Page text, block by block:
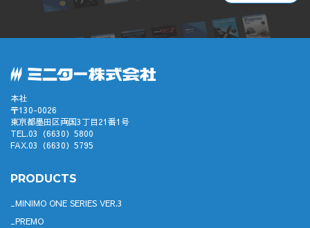
本社
〒130-0026
東京都墨田区両国3丁目21番1号
TEL.03（6630）5800
FAX.03（6630）5795
PRODUCTS
MINIMO ONE SERIES VER.3
PREMO